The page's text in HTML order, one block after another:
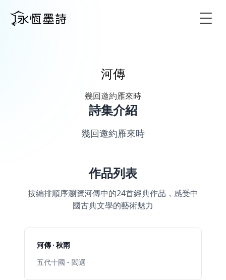
河傳
幾回邀約雁來時
詩集介紹
幾回邀約雁來時
作品列表
按編排順序瀏覽河傳中的24首經典作品，感受中
國古典文學的藝術魅力
河傳 · 秋雨
五代十國 - 閻選